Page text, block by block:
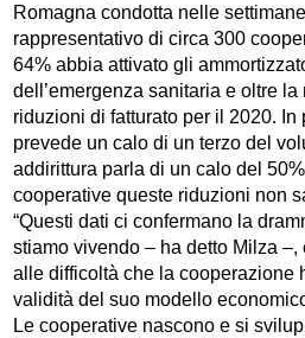
Romagna condotta nelle
rappresentativo di circa 300
64% abbia attivato gli
dell’emergenza sanitaria e oltre
riduzioni di fatturato per il 2020. In
prevede un calo di un terzo del
addirittura parla di un calo del
cooperative queste riduzioni non
“Questi dati ci confermano la
stiamo vivendo – ha detto Milza
alle difficoltà che la cooperazione
validità del suo modello
Le cooperative nascono e si